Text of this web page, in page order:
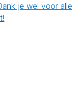
je wel voor alle